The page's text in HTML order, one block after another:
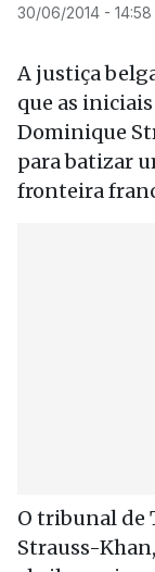
30/06/2014 - 14:58
A justiça
que as
Dominique
para batizar
fronteira
O tribunal de
Strauss-